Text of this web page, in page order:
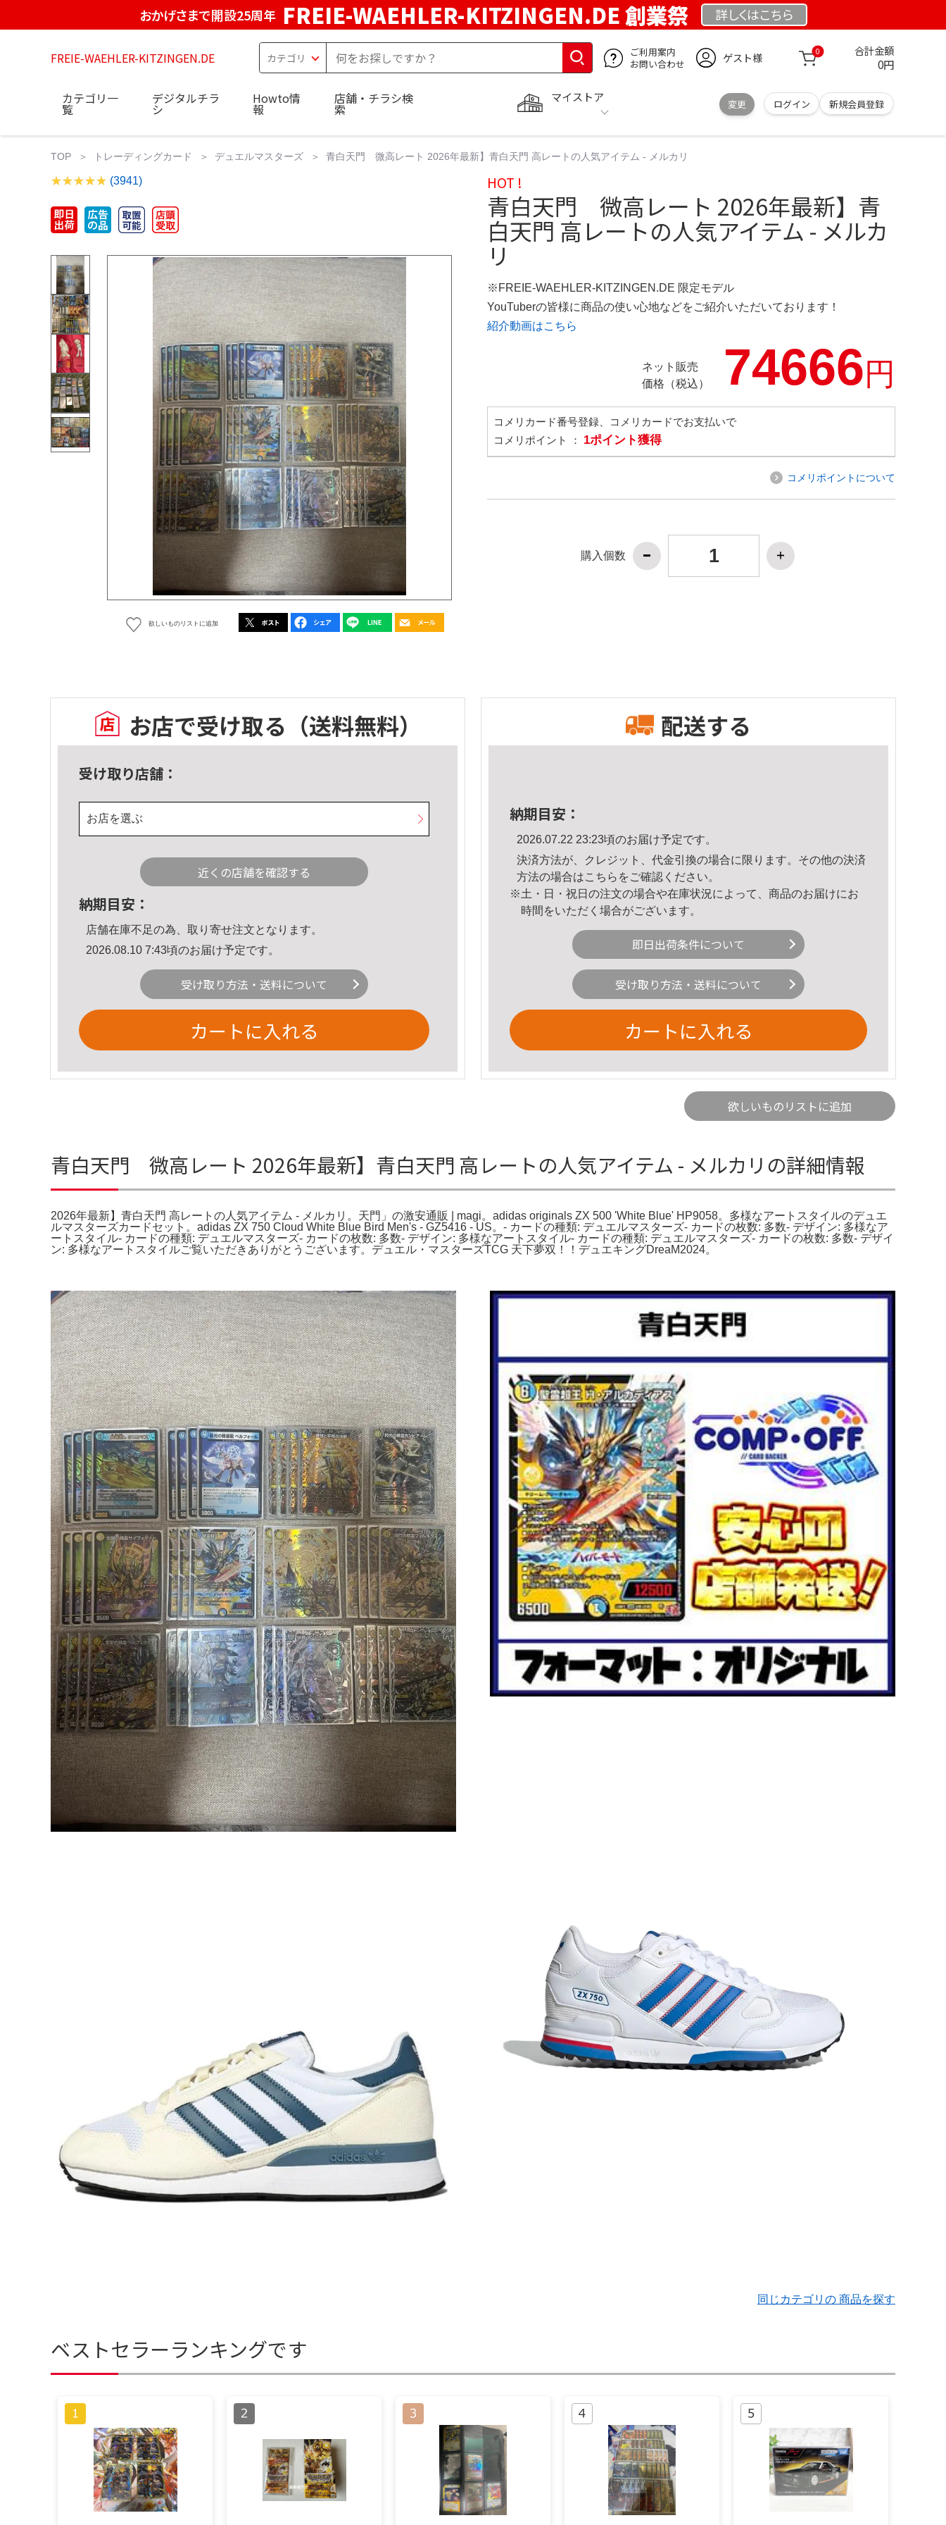
おかげさまで開設25周年 FREIE-WAEHLER-KITZINGEN.DE 創業祭 詳しくはこちら
FREIE-WAEHLER-KITZINGEN.DE
ご利用案内
お問い合わせ
ゲスト様 0 合計金額
0円
マイストア
変更 ログイン 新規会員登録
カテゴリ一
覧
デジタルチラ
シ
Howto情
報
店舗・チラシ検
索
TOP トレーディングカード デュエルマスターズ 青白天門 微高レート 2026年最新】青白天門 高レートの人気アイテム - メルカリ
(3941)
欲しいものリストに追加
HOT !
青白天門 微高レート 2026年最新】青
白天門 高レートの人気アイテム - メルカ
リ
※FREIE-WAEHLER-KITZINGEN.DE 限定モデル
YouTuberの皆様に商品の使い心地などをご紹介いただいております！
紹介動画はこちら
ネット販売
価格（税込）
74666円
コメリカード番号登録、コメリカードでお支払いで
コメリポイント ： 1ポイント獲得
コメリポイントについて
購入個数
お店で受け取る （送料無料）
受け取り店舗：
お店を選ぶ
近くの店舗を確認する
納期目安：
店舗在庫不足の為、取り寄せ注文となります。
2026.08.10 7:43頃のお届け予定です。
受け取り方法・送料について
カートに入れる
配送する
納期目安：
2026.07.22 23:23頃のお届け予定です。
決済方法が、クレジット、代金引換の場合に限ります。その他の決済
方法の場合はこちら をご確認ください。
※土・日・祝日の注文の場合や在庫状況によって、商品のお届けにお
時間をいただく場合がございます。
即日出荷条件について
受け取り方法・送料について
カートに入れる
欲しいものリストに追加
青白天門 微高レート 2026年最新】青白天門 高レートの人気アイテム - メルカリの詳細情報
2026年最新】青白天門 高レートの人気アイテム - メルカリ。天門」の激安通販 | magi。adidas originals ZX 500 'White Blue' HP9058。多様なアートスタイルのデュエ
ルマスターズカードセット。adidas ZX 750 Cloud White Blue Bird Men's - GZ5416 - US。- カードの種類: デュエルマスターズ- カードの枚数: 多数- デザイン: 多様なア
ートスタイル- カードの種類: デュエルマスターズ- カードの枚数: 多数- デザイン: 多様なアートスタイル- カードの種類: デュエルマスターズ- カードの枚数: 多数- デザイ
ン: 多様なアートスタイルご覧いただきありがとうございます。デュエル・マスターズTCG 天下夢双！！デュエキングDreaM2024。
同じカテゴリの 商品を探す
ベストセラーランキングです